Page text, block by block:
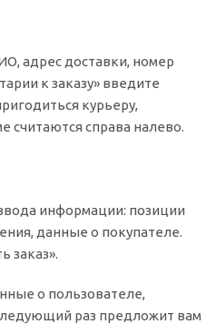
адрес доставки, номер
к заказу» введите
курьеру,
считаются справа налево.
информации: позиции
данные о покупателе.
заказ».
о пользователе,
раз предложит вам